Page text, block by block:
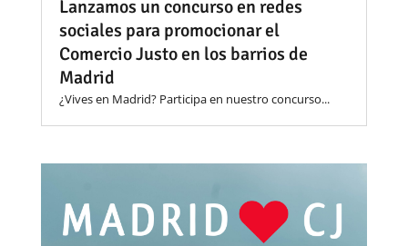
Lanzamos un concurso en redes
sociales para promocionar el
Comercio Justo en los barrios de
Madrid
¿Vives en Madrid? Participa en nuestro concurso...